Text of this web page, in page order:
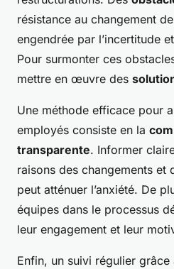
résistance au changement
engendrée par l’incertitude
Pour surmonter ces
mettre en œuvre des
Une méthode efficace pour
employés consiste en la
transparente. Informer
raisons des changements et
peut atténuer l’anxiété. De
équipes dans le processus
leur engagement et leur
Enfin, un suivi régulier grâce